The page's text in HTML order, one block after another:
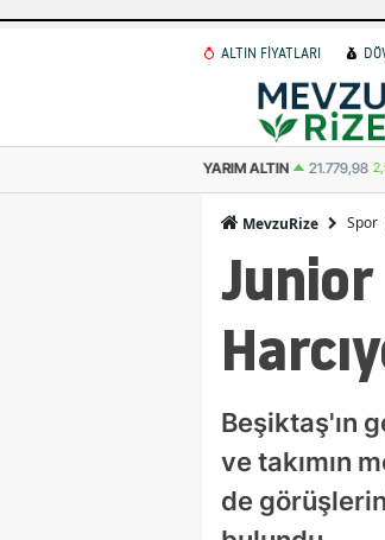
ALTIN FİYATLARI
YARIM ALTIN 21.779,98
MevzuRize Spor
Beşiktaş'ın
ve takımın
de